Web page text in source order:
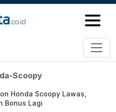
Scoopy
Honda Scoopy Lawas,
Bonus Lagi